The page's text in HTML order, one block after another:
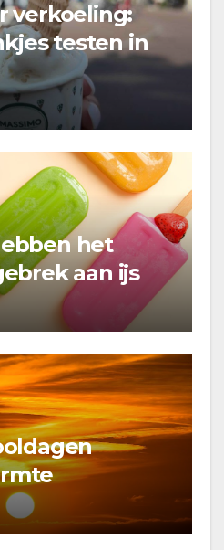
verkoeling:
testen in
het
aan ijs